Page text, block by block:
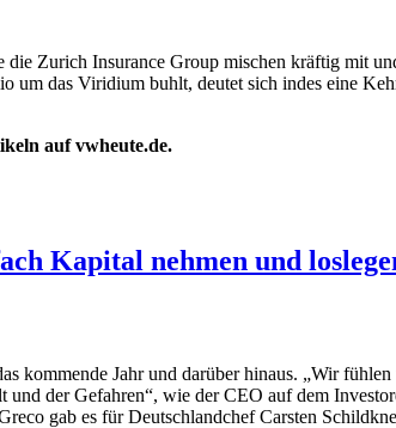
Zurich Insurance Group mischen kräftig mit
um das Viridium buhlt, deutet sich indes eine
auf vwheute.de.
Kapital nehmen und
kommende Jahr und darüber hinaus. „Wir
und der Gefahren“, wie der CEO auf dem
gab es für Deutschlandchef Carsten